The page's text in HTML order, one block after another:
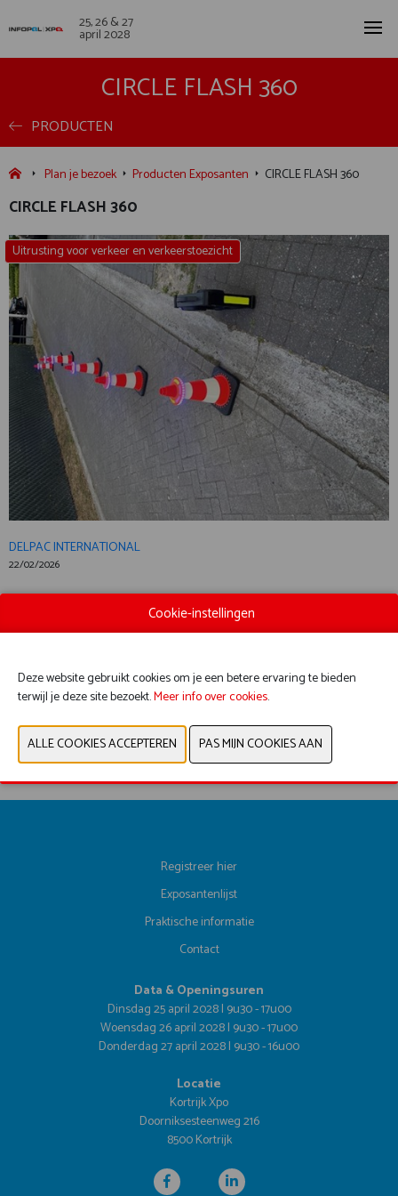
25, 26 & 27
april 2028
CIRCLE FLASH 360
PRODUCTEN
Plan je bezoek Producten Exposanten CIRCLE FLASH 360
CIRCLE FLASH 360
Uitrusting voor verkeer en verkeerstoezicht
DELPAC INTERNATIONAL
22/02/2026
CIRCLE FLASH 360
Registreer hier
Exposantenlijst
Praktische informatie
Contact
Data & Openingsuren
Dinsdag 25 april 2028 | 9u30 - 17u00
Woensdag 26 april 2028 | 9u30 - 17u00
Donderdag 27 april 2028 | 9u30 - 16u00
Locatie
Kortrijk Xpo
Doorniksesteenweg 216
8500 Kortrijk
Cookie-instellingen
Deze website gebruikt cookies om je een betere ervaring te bieden
terwijl je deze site bezoekt.Meer info over cookies.